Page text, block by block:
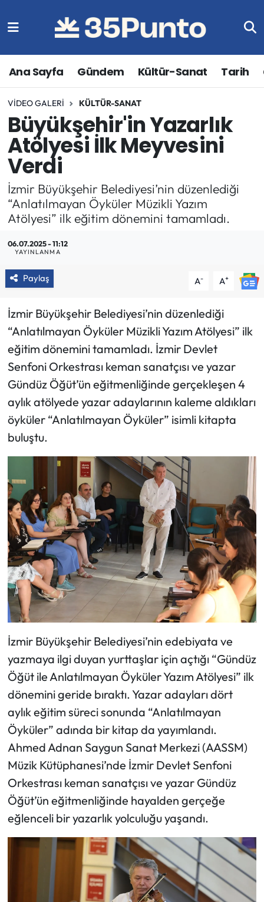
Ana Sayfa Gündem Kültür-Sanat Tarih
VIDEO GALERI KÜLTÜR-SANAT
Büyükşehir'in Yazarlık
Atölyesi İlk Meyvesini
Verdi
İzmir Büyükşehir Belediyesi’nin düzenlediği
“Anlatılmayan Öyküler Müzikli Yazım
Atölyesi” ilk eğitim dönemini tamamladı.
06.07.2025 - 11:12
YAYINLANMA
Paylaş A- A+
İzmir Büyükşehir Belediyesi’nin düzenlediği
“Anlatılmayan Öyküler Müzikli Yazım Atölyesi” ilk
eğitim dönemini tamamladı. İzmir Devlet
Senfoni Orkestrası keman sanatçısı ve yazar
Gündüz Öğüt’ün eğitmenliğinde gerçekleşen 4
aylık atölyede yazar adaylarının kaleme aldıkları
öyküler “Anlatılmayan Öyküler” isimli kitapta
buluştu.
İzmir Büyükşehir Belediyesi’nin edebiyata ve
yazmaya ilgi duyan yurttaşlar için açtığı “Gündüz
Öğüt ile Anlatılmayan Öyküler Yazım Atölyesi” ilk
dönemini geride bıraktı. Yazar adayları dört
aylık eğitim süreci sonunda “Anlatılmayan
Öyküler” adında bir kitap da yayımlandı.
Ahmed Adnan Saygun Sanat Merkezi (AASSM)
Müzik Kütüphanesi’nde İzmir Devlet Senfoni
Orkestrası keman sanatçısı ve yazar Gündüz
Öğüt’ün eğitmenliğinde hayalden gerçeğe
eğlenceli bir yazarlık yolculuğu yaşandı.